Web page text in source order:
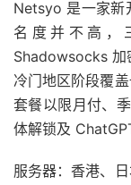
Netsyo 是一家新
名度并不高，
Shadowsocks 加
冷门地区阶段覆
套餐以限月付、
体解锁及
服务器：香港、